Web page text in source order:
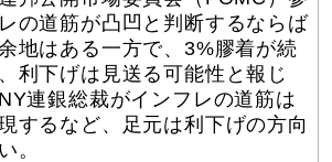
の道筋が凸凹と判断するならば
地はある一方で、3%膠着が続
利下げは見送る可能性と報じ
連銀総裁がインフレの道筋は
するなど、足元は利下げの方向
。